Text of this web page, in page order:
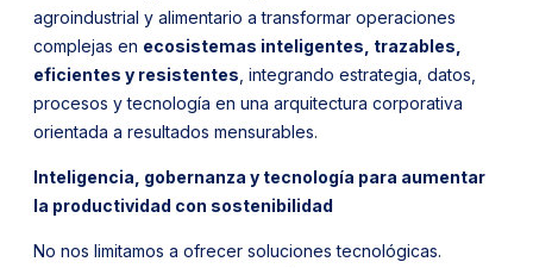
agroindustrial y alimentario a transformar operaciones
complejas en ecosistemas inteligentes, trazables,
eficientes y resistentes , integrando estrategia, datos,
procesos y tecnología en una arquitectura corporativa
orientada a resultados mensurables.
Inteligencia, gobernanza y tecnología para aumentar
la productividad con sostenibilidad
No nos limitamos a ofrecer soluciones tecnológicas.